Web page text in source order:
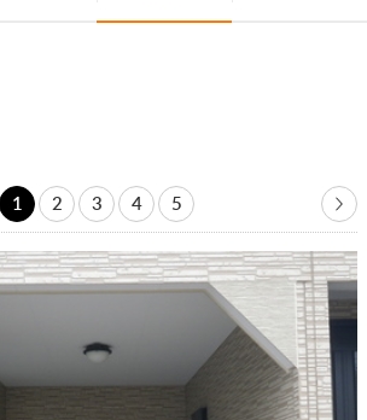
1 2 3 4 5